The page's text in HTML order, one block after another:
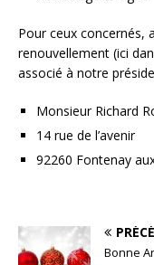
Pour ceux concernés,
renouvellement (ici
associé à notre
Monsieur Richard
14 rue de l’avenir
92260 Fontenay
Bonne